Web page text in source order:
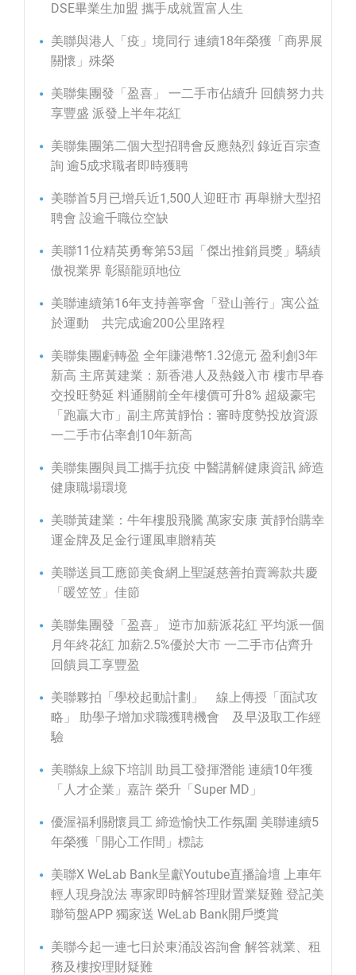
DSE畢業生加盟 攜手成就置富人生
美聯與港人「疫」境同行 連續18年榮獲「商界展
關懷」殊榮
美聯集團發「盈喜」 一二手市佔續升 回饋努力共
享豐盛 派發上半年花紅
美聯集團第二個大型招聘會反應熱烈 錄近百宗查
詢 逾5成求職者即時獲聘
美聯首5月已增兵近1,500人迎旺市 再舉辦大型招
聘會 設逾千職位空缺
美聯11位精英勇奪第53屆「傑出推銷員獎」驕績
傲視業界 彰顯龍頭地位
美聯連續第16年支持善寧會「登山善行」寓公益
於運動 共完成逾200公里路程
美聯集團虧轉盈 全年賺港幣1.32億元 盈利創3年
新高 主席黃建業：新香港人及熱錢入市 樓市早春
交投旺勢延 料通關前全年樓價可升8% 超級豪宅
「跑贏大市」副主席黃靜怡：審時度勢投放資源
一二手市佔率創10年新高
美聯集團與員工攜手抗疫 中醫講解健康資訊 締造
健康職場環境
美聯黃建業：牛年樓股飛騰 萬家安康 黃靜怡購幸
運金牌及足金行運風車贈精英
美聯送員工應節美食網上聖誕慈善拍賣籌款共慶
「暖笠笠」佳節
美聯集團發「盈喜」 逆市加薪派花紅 平均派一個
月年終花紅 加薪2.5%優於大市 一二手市佔齊升
回饋員工享豐盈
美聯夥拍「學校起動計劃」 線上傳授「面試攻
略」 助學子增加求職獲聘機會 及早汲取工作經
驗
美聯線上線下培訓 助員工發揮潛能 連續10年獲
「人才企業」嘉許 榮升「Super MD」
優渥福利關懷員工 締造愉快工作氛圍 美聯連續5
年榮獲「開心工作間」標誌
美聯X WeLab Bank呈獻Youtube直播論壇 上車年
輕人現身說法 專家即時解答理財置業疑難 登記美
聯筍盤APP 獨家送 WeLab Bank開戶獎賞
美聯今起一連七日於東涌設咨詢會 解答就業、租
務及樓按理財疑難